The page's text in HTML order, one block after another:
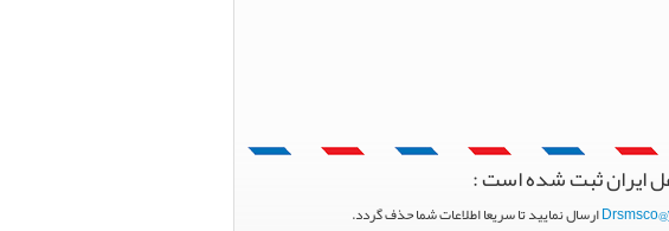
ایران ثبت شده است :
ارسال نمایید تا سریعا اطلاعات شما حذف گردد.